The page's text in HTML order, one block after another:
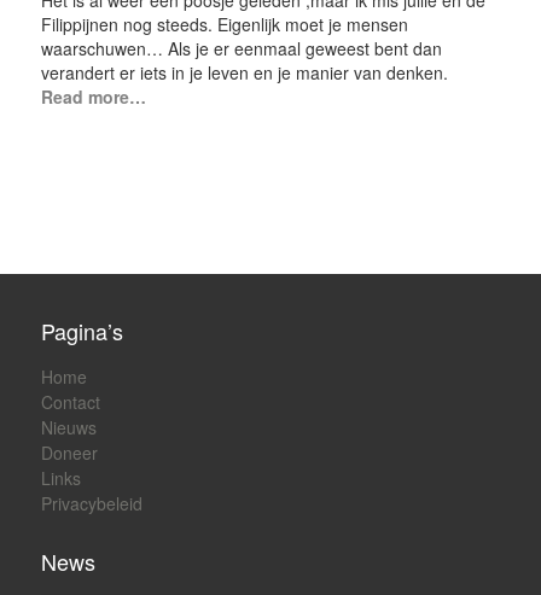
Filippijnen nog steeds. Eigenlijk moet je mensen
waarschuwen… Als je er eenmaal geweest bent dan
verandert er iets in je leven en je manier van denken.
Read more…
Pagina’s
Home
Contact
Nieuws
Doneer
Links
Privacybeleid
News